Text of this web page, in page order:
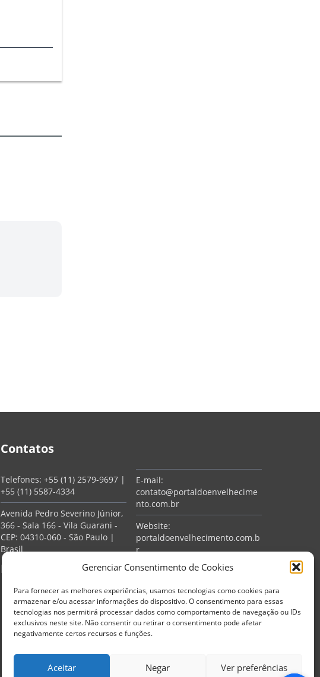
Gerenciar Consentimento de Cookies
Para fornecer as melhores experiências, usamos tecnologias como cookies para
armazenar e/ou acessar informações do dispositivo. O consentimento para essas
tecnologias nos permitirá processar dados como comportamento de navegação ou IDs
exclusivos neste site. Não consentir ou retirar o consentimento pode afetar
negativamente certos recursos e funções.
Aceitar Negar Ver preferências
Contatos
Telefones: +55 (11) 2579-9697|
+55 (11) 5587-4334
Avenida Pedro Severino Júnior,
366 - Sala 166 - Vila Guarani -
CEP: 04310-060 - São Paulo |
Brasil
E-mail:
contato@portaldoenvelhecime
nto.com.br
Website:
portaldoenvelhecimento.com.b
r
Redes Sociais